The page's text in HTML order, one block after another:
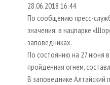
28.06.2018 16:44
По сообщению пресс-
значения: в нацпарке
заповедниках.
По состоянию на 27 июня
пройденная огнем,
В заповеднике Алтайский